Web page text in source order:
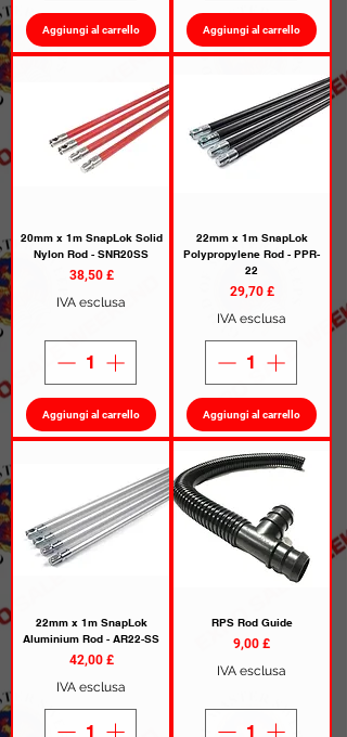
Aggiungi al carrello Aggiungi al carrello
20mm x 1m SnapLok Solid
Nylon Rod - SNR20SS
Prezzo
38,50 £
IVA esclusa
Aggiungi al carrello
22mm x 1m SnapLok
Polypropylene Rod - PPR-
22
Prezzo
29,70 £
IVA esclusa
Aggiungi al carrello
22mm x 1m SnapLok
Aluminium Rod - AR22-SS
Prezzo
42,00 £
IVA esclusa
RPS Rod Guide
Prezzo
9,00 £
IVA esclusa